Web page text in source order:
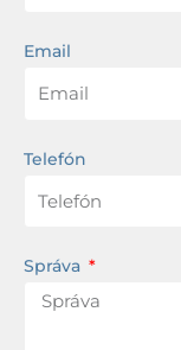
Email
Telefón
Správa